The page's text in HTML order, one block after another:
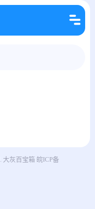
大灰百宝箱 皖ICP备